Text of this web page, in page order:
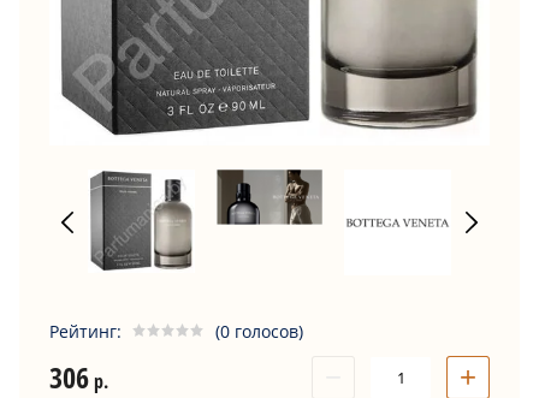
Рейтинг: (0 голосов)
306р. +